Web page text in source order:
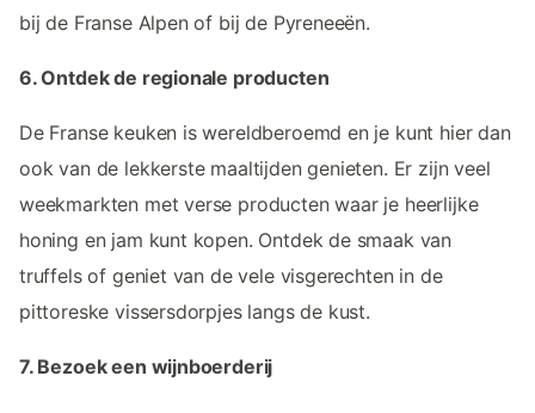
bij de Franse Alpen of bij de Pyreneeën.
6. Ontdek de regionale producten
De Franse keuken is wereldberoemd en je kunt hier dan
ook van de lekkerste maaltijden genieten. Er zijn veel
weekmarkten met verse producten waar je heerlijke
honing en jam kunt kopen. Ontdek de smaak van
truffels of geniet van de vele visgerechten in de
pittoreske vissersdorpjes langs de kust.
7. Bezoek een wijnboerderij